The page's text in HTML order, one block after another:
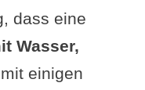
dass eine
Wasser,
einigen